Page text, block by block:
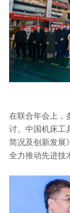
在联合年会上，
讨。中国机床工
简况及创新发展
全力推动先进技